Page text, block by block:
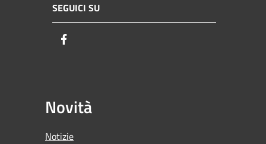
SEGUICI SU
Novità
Notizie